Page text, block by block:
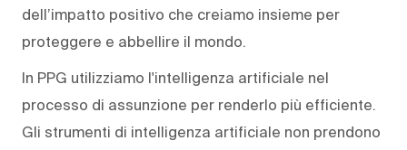
dell’impatto positivo che creiamo insieme per
proteggere e abbellire il mondo.
In PPG utilizziamo l'intelligenza artificiale nel
processo di assunzione per renderlo più efficiente.
Gli strumenti di intelligenza artificiale non prendono